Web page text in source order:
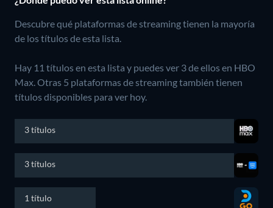
Descubre qué plataformas de streaming tienen la mayoría
de los títulos de esta lista.
Hay 11 títulos en esta lista y puedes ver 3 de ellos en HBO
Max.Otras 5 plataformas de streaming también tienen
títulos disponibles para ver hoy.
3 títulos
3 títulos
1 título